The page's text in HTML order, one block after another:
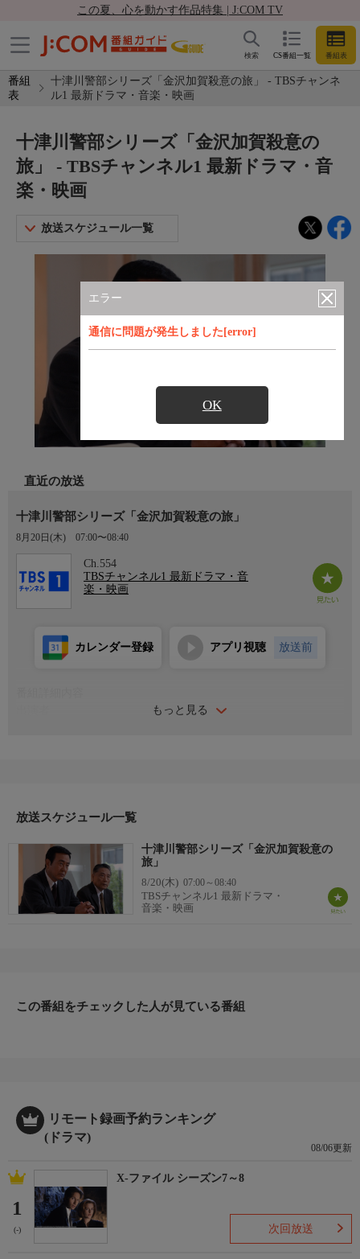
この夏、心を動かす作品特集 | J:COM TV
CS番組一覧 番組表
検索
番組
表
十津川警部シリーズ「金沢加賀殺意の旅」 - TBSチャンネ
ル1 最新ドラマ・音楽・映画
エラー
通信に問題が発生しました[error]
OK
十津川警部シリーズ「金沢加賀殺意の
旅」 - TBSチャンネル1 最新ドラマ・音
楽・映画
放送スケジュール一覧
直近の放送
十津川警部シリーズ「金沢加賀殺意の旅」
8月20日(木) 07:00〜08:40
Ch.554
TBSチャンネル1 最新ドラマ・音
楽・映画
もっと見る
カレンダー登録 アプリ視聴 放送前
将・深雪を訪ねる。しかし、女将の宿で殺人事件が発生してしま
熱演。片山津温泉の柴山潟、山中温泉、兼六園などを舞台に物語
が進む。歴史ある小京都金沢、加賀で繰り広げられる旅情サスペ
ンス！
原作・脚本
ディレクター
放送スケジュール一覧
十津川警部シリーズ「金沢加賀殺意の
旅」
8/20(木) 07:00～08:40
TBSチャンネル1 最新ドラマ・
音楽・映画
この番組をチェックした人が見ている番組
リモート録画予約ランキング
(ドラマ)
08/06更新
1
(-)
X-ファイル シーズン7～8
次回放送